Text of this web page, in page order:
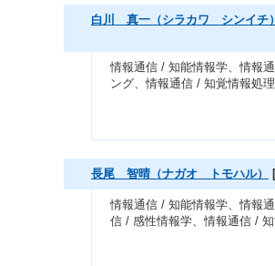
白川 真一（シラカワ シンイチ）
情報通信 / 知能情報学、情報
ング、情報通信 / 知覚情報処理
長尾 智晴（ナガオ トモハル）
情報通信 / 知能情報学、情報
信 / 感性情報学、情報通信 /